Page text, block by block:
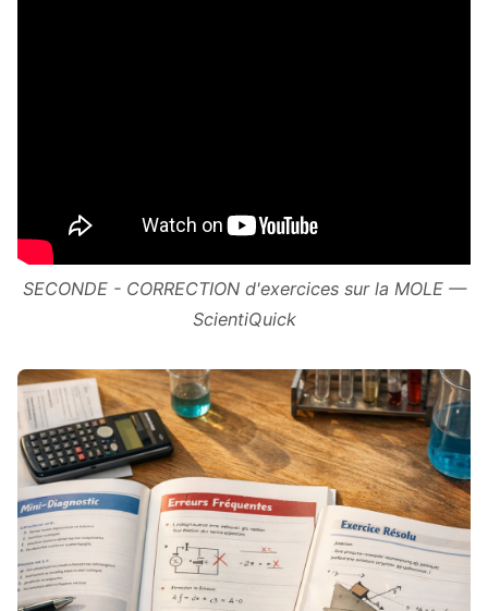
SECONDE - CORRECTION d'exercices sur la MOLE —
ScientiQuick